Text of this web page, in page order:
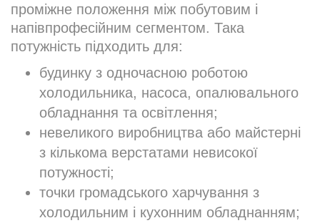
проміжне положення між побутовим і
напівпрофесійним сегментом. Така
потужність підходить для:
будинку з одночасною роботою
холодильника, насоса, опалювального
обладнання та освітлення;
невеликого виробництва або майстерні
з кількома верстатами невисокої
потужності;
точки громадського харчування з
холодильним і кухонним обладнанням;